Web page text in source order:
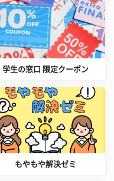
学生の窓口 限定クーポン
もやもや解決ゼミ